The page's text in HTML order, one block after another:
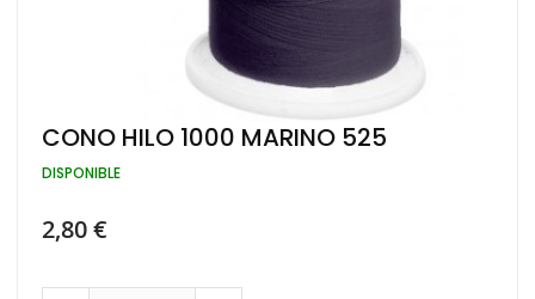
Saltar
al
comienzo
galería
CONO HILO 1000 MARINO 525
DISPONIBLE
2,80 €